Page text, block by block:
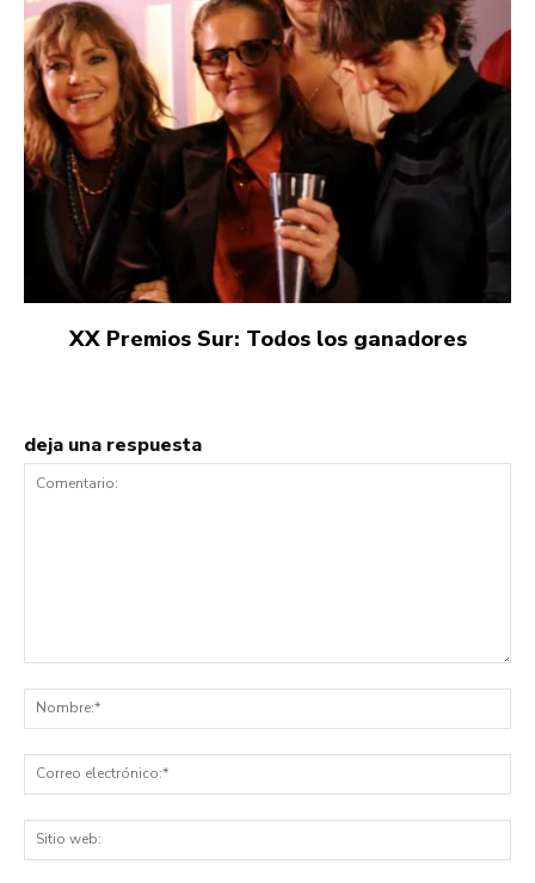
XX Premios Sur: Todos los ganadores
deja una respuesta